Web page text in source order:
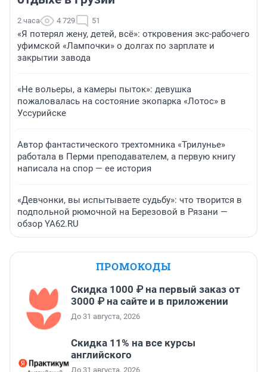
2 часа 4 729 51
«Я потерял жену, детей, всё»: откровения экс-рабочего
уфимской «Лампочки» о долгах по зарплате и
закрытии завода
«Не вольеры, а камеры пыток»: девушка
пожаловалась на состояние экопарка «Лотос» в
Уссурийске
Автор фантастического трехтомника «Трилунье»
работала в Перми преподавателем, а первую книгу
написала на спор — ее история
«Девчонки, вы испытываете судьбу»: что творится в
подпольной рюмочной на Березовой в Рязани —
обзор YA62.RU
ПРОМОКОДЫ
Скидка 1000 ₽ на первый заказ от
3000 ₽ на сайте и в приложении
До 31 августа, 2026
Скидка 11% на все курсы
английского
До 31 августа, 2026